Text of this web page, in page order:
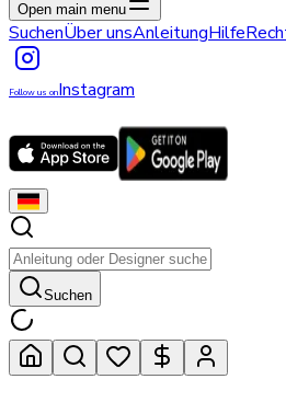
Open main menu
SuchenÜber unsAnleitungHilfe
Follow us onInstagram
Suchen